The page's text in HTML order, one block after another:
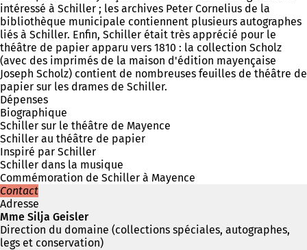
intéressé à Schiller ; les archives Peter Cornelius de la
bibliothèque municipale contiennent plusieurs autographes
liés à Schiller. Enfin, Schiller était très apprécié pour le
théâtre de papier apparu vers 1810 : la collection Scholz
(avec des imprimés de la maison d'édition mayençaise
Joseph Scholz) contient de nombreuses feuilles de théâtre de
papier sur les drames de Schiller.
Dépenses
Biographique
Schiller sur le théâtre de Mayence
Schiller au théâtre de papier
Inspiré par Schiller
Schiller dans la musique
Commémoration de Schiller à Mayence
Contact
Adresse
Mme Silja Geisler
Direction du domaine (collections spéciales, autographes,
legs et conservation)